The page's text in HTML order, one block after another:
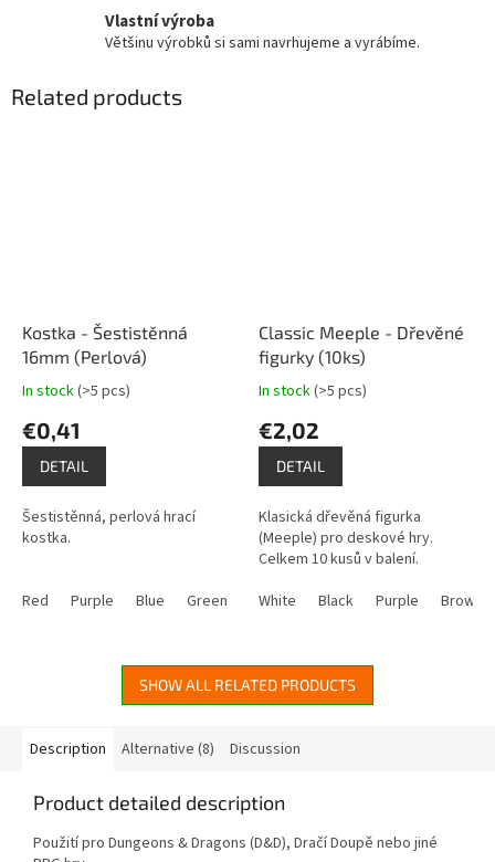
Vlastní výroba
Většinu výrobků si sami navrhujeme a vyrábíme.
Related products
Kostka - Šestistěnná
16mm (Perlová)
The
product
rating
out
of
In stock(>5 pcs)
€0,41
DETAIL
Šestistěnná, perlová hrací
kostka.
Red Purple Blue Green Golden
Classic Meeple - Dřevěné
figurky (10ks)
The
product
rating
out
of
5
In stock(>5 pcs)
€2,02
DETAIL
Klasická dřevěná figurka
(Meeple) pro deskové hry.
Celkem 10 kusů v balení.
White
Black Purple Brown
SHOW ALL RELATED PRODUCTS
Description Alternative (8) Discussion
Product detailed description
Použití pro Dungeons & Dragons (D&D), Dračí Doupě nebo jiné